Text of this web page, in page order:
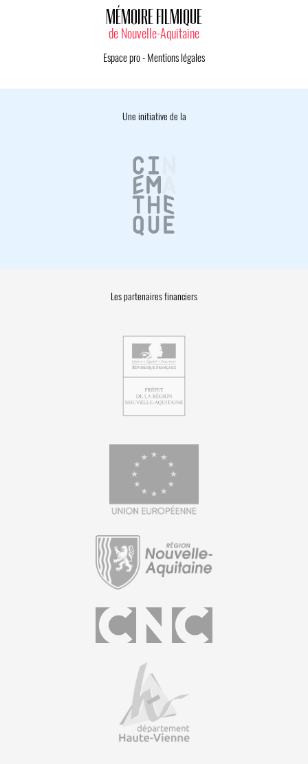
MÉMOIRE FILMIQUE
de Nouvelle-Aquitaine
Espace pro- Mentions légales
Une initiative de la
Les partenaires financiers